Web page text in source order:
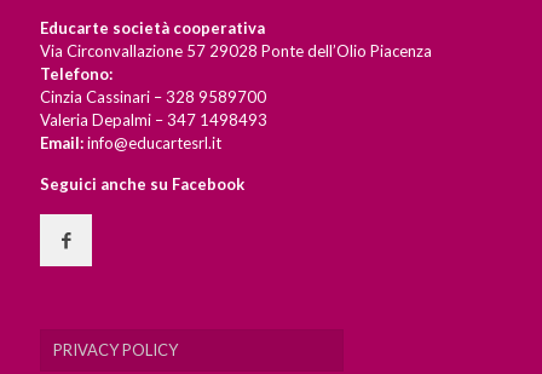
Educarte società cooperativa
Via Circonvallazione 57 29028 Ponte dell’Olio Piacenza
Telefono:
Cinzia Cassinari – 328 9589700
Valeria Depalmi – 347 1498493
Email:info@educartesrl.it
Seguici anche su Facebook
PRIVACY POLICY